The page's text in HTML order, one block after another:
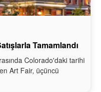
Tamamlandı
Colorado'daki tarihi
Art Fair, üçüncü